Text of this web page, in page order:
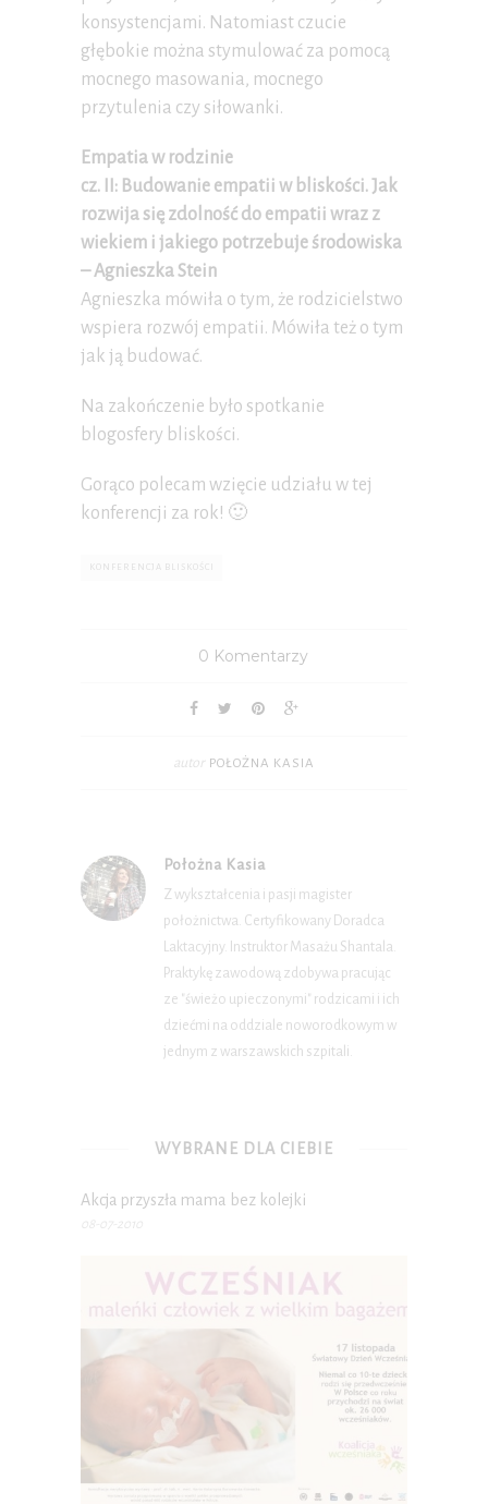
konsystencjami. Natomiast czucie
głębokie można stymulować za pomocą
mocnego masowania, mocnego
przytulenia czy siłowanki.
Empatia w rodzinie
cz. II: Budowanie empatii w bliskości. Jak
rozwija się zdolność do empatii wraz z
wiekiem i jakiego potrzebuje środowiska
– Agnieszka Stein
Agnieszka mówiła o tym, że rodzicielstwo
wspiera rozwój empatii. Mówiła też o tym
jak ją budować.
Na zakończenie było spotkanie
blogosfery bliskości.
Gorąco polecam wzięcie udziału w tej
konferencji za rok! 🙂
KONFERENCJA BLISKOŚCI
0 Komentarzy
autor POŁOŻNA KASIA
Położna Kasia
Z wykształcenia i pasji magister
położnictwa. Certyfikowany Doradca
Laktacyjny. Instruktor Masażu Shantala.
Praktykę zawodową zdobywa pracując
ze "świeżo upieczonymi" rodzicami i ich
dziećmi na oddziale noworodkowym w
jednym z warszawskich szpitali.
WYBRANE DLA CIEBIE
Akcja przyszła mama bez kolejki
08-07-2010